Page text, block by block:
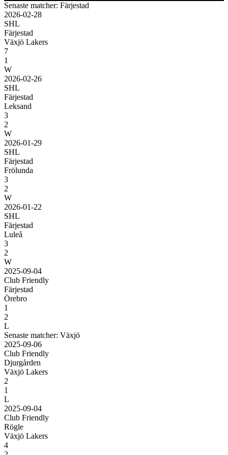
Senaste matcher: Färjestad
2026-02-28
SHL
Färjestad
Växjö Lakers
7
1
W
2026-02-26
SHL
Färjestad
Leksand
3
2
W
2026-01-29
SHL
Färjestad
Frölunda
3
2
W
2026-01-22
SHL
Färjestad
Luleå
3
2
W
2025-09-04
Club Friendly
Färjestad
Örebro
1
2
L
Senaste matcher: Växjö
2025-09-06
Club Friendly
Djurgården
Växjö Lakers
2
1
L
2025-09-04
Club Friendly
Rögle
Växjö Lakers
4